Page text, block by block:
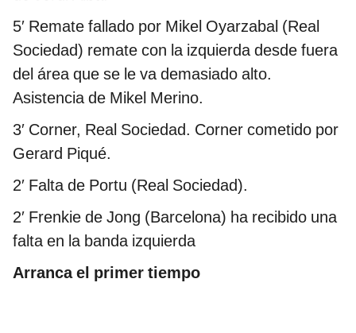
5′ Remate fallado por Mikel Oyarzabal (Real
Sociedad) remate con la izquierda desde fuera
del área que se le va demasiado alto.
Asistencia de Mikel Merino.
3′ Corner, Real Sociedad. Corner cometido por
Gerard Piqué.
2′ Falta de Portu (Real Sociedad).
2′ Frenkie de Jong (Barcelona) ha recibido una
falta en la banda izquierda
Arranca el primer tiempo